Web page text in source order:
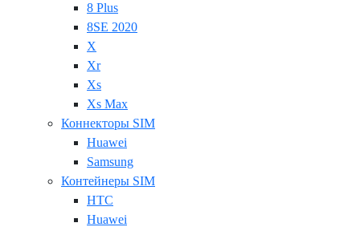
8 Plus
8SE 2020
X
Xr
Xs
Xs Max
Коннекторы SIM
Huawei
Samsung
Контейнеры SIM
HTC
Huawei